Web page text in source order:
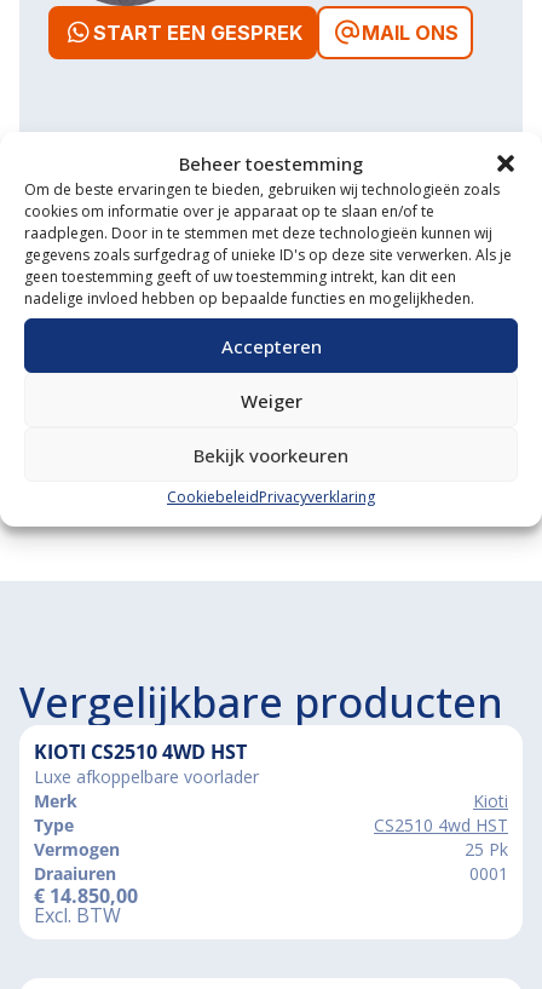
Beheer toestemming
Om de beste ervaringen te bieden, gebruiken wij technologieën zoals
cookies om informatie over je apparaat op te slaan en/of te
raadplegen. Door in te stemmen met deze technologieën kunnen wij
gegevens zoals surfgedrag of unieke ID's op deze site verwerken. Als je
geen toestemming geeft of uw toestemming intrekt, kan dit een
nadelige invloed hebben op bepaalde functies en mogelijkheden.
Accepteren
Weiger
Bekijk voorkeuren
CookiebeleidPrivacyverklaring
START EEN GESPREK MAIL ONS
Waarom VM Service
Uitgebreide showroom
Eigen transportservice
Gespecialiseerde werkplaats
Diverse aanbouwwerktuigen
Grote voorraad minitrekkers
Grootste in kleine tractoren
Vergelijkbare producten
KIOTI CS2510 4WD HST
Luxe afkoppelbare voorlader
Merk
Kioti
Type
CS2510 4wd HST
Vermogen
25 Pk
Draaiuren
0001
€ 14.850,00
Excl. BTW